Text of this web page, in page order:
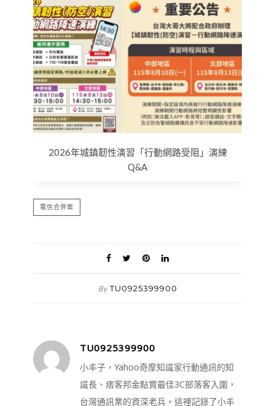
2026年城鎮韌性演習「行動網路受阻」演練
Q&A
電信合併案
By TU0925399900
TU0925399900
小丰子，Yahoo奇摩知識家行動通訊的知
識長、痞客邦金點賞最佳3C部落客入圍，
台灣通訊業的資深老兵。這裡記錄了小丰